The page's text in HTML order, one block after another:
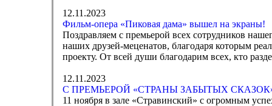
12.11.2023
Фильм-опера «Пиковая дама» вышел на экраны!
Поздравляем с премьерой всех сотрудников
наших друзей-меценатов, благодаря которым
проекту. От всей души благодарим всех, кто
12.11.2023
С ПРЕМЬЕРОЙ «СТРАНЫ ЗАБЫТЫХ
11 ноября в зале «Стравинский» с огромным